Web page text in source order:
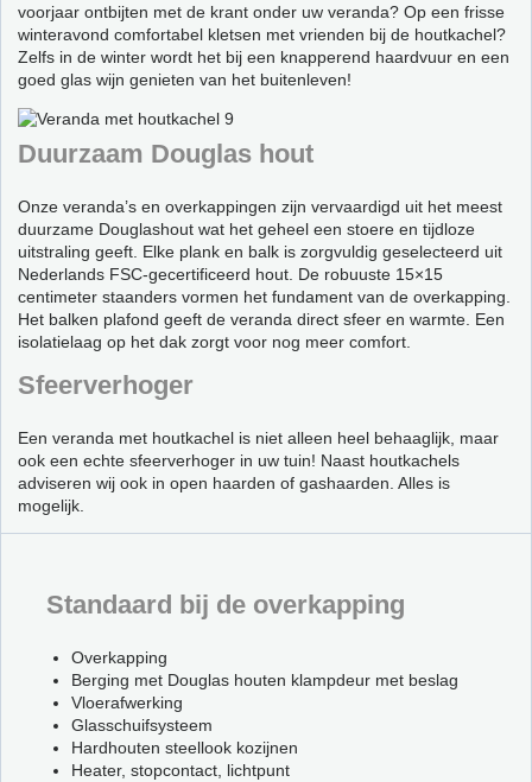
voorjaar ontbijten met de krant onder uw veranda? Op een frisse
winteravond comfortabel kletsen met vrienden bij de houtkachel?
Zelfs in de winter wordt het bij een knapperend haardvuur en een
goed glas wijn genieten van het buitenleven!
Duurzaam Douglas hout
Onze veranda’s en overkappingen zijn vervaardigd uit het meest
duurzame Douglashout wat het geheel een stoere en tijdloze
uitstraling geeft. Elke plank en balk is zorgvuldig geselecteerd uit
Nederlands FSC-gecertificeerd hout. De robuuste 15×15
centimeter staanders vormen het fundament van de overkapping.
Het balken plafond geeft de veranda direct sfeer en warmte. Een
isolatielaag op het dak zorgt voor nog meer comfort.
Sfeerverhoger
Een veranda met houtkachel is niet alleen heel behaaglijk, maar
ook een echte sfeerverhoger in uw tuin! Naast houtkachels
adviseren wij ook in open haarden of gashaarden. Alles is
mogelijk.
Standaard bij de overkapping
Overkapping
Berging met Douglas houten klampdeur met beslag
Vloerafwerking
Glasschuifsysteem
Hardhouten steellook kozijnen
Heater, stopcontact, lichtpunt